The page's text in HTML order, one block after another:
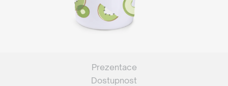
Prezentace
Dostupnost